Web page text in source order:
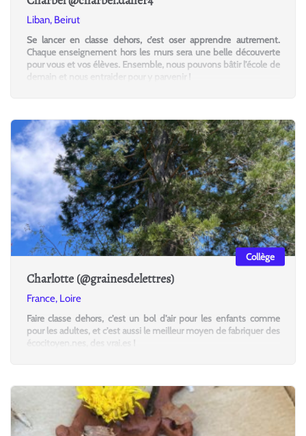
Liban, Beirut
Se lancer en classe dehors, c’est oser apprendre autrement.
Chaque enseignement hors les murs sera une belle découverte
pour vous et vos élèves. Ensemble, nous pouvons bâtir l’école de
demain et nous entraider pour y parvenir !
Charlotte (@grainesdelettres)
France, Loire
Faire classe dehors, c'est un bol d'air pour les enfants comme
pour les adultes, et c'est aussi le meilleur moyen de fabriquer des
écocitoyen.nes, des vrai.es !
Collège